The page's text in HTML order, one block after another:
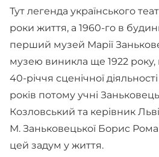
Тут легенда українського
роки життя, а 1960-го в
перший музей Марії
музею виникла ще 1922 року,
40-річчя сценічної
років потому учні
Козловський та керівник
М. Заньковецької Борис
цей задум у життя.